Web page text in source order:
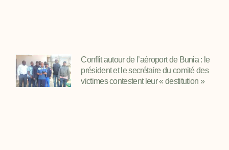
Conflit autour de l’aéroport de Bunia : le
président et le secrétaire du comité des
victimes contestent leur « destitution »